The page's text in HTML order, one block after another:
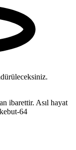
ibarettir. Asıl hayat
64